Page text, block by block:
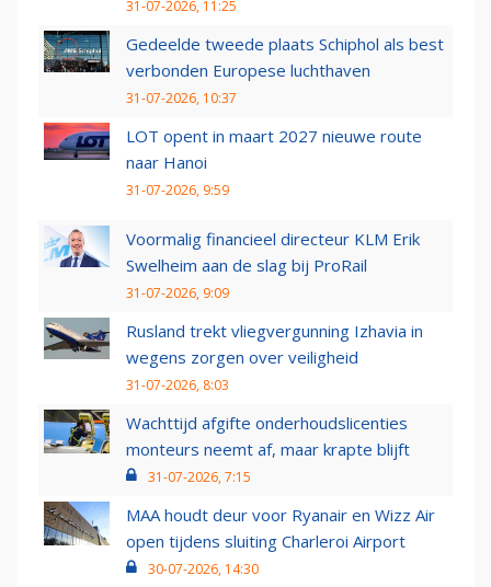
31-07-2026, 11:25
Gedeelde tweede plaats Schiphol als best
verbonden Europese luchthaven
31-07-2026, 10:37
LOT opent in maart 2027 nieuwe route
naar Hanoi
31-07-2026, 9:59
Voormalig financieel directeur KLM Erik
Swelheim aan de slag bij ProRail
31-07-2026, 9:09
Rusland trekt vliegvergunning Izhavia in
wegens zorgen over veiligheid
31-07-2026, 8:03
Wachttijd afgifte onderhoudslicenties
monteurs neemt af, maar krapte blijft
31-07-2026, 7:15
MAA houdt deur voor Ryanair en Wizz Air
open tijdens sluiting Charleroi Airport
30-07-2026, 14:30